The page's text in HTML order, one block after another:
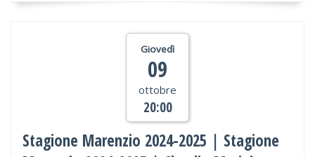
Giovedì
09
ottobre
20:00
Stagione Marenzio 2024-2025 | Stagione